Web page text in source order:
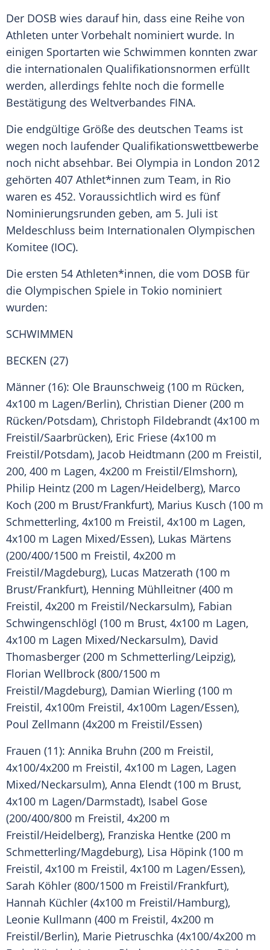
Der DOSB wies darauf hin, dass eine Reihe von
Athleten unter Vorbehalt nominiert wurde. In
einigen Sportarten wie Schwimmen konnten zwar
die internationalen Qualifikationsnormen erfüllt
werden, allerdings fehlte noch die formelle
Bestätigung des Weltverbandes FINA.
Die endgültige Größe des deutschen Teams ist
wegen noch laufender Qualifikationswettbewerbe
noch nicht absehbar. Bei Olympia in London 2012
gehörten 407 Athlet*innen zum Team, in Rio
waren es 452. Voraussichtlich wird es fünf
Nominierungsrunden geben, am 5. Juli ist
Meldeschluss beim Internationalen Olympischen
Komitee (IOC).
Die ersten 54 Athleten*innen, die vom DOSB für
die Olympischen Spiele in Tokio nominiert
wurden:
SCHWIMMEN
BECKEN (27)
Männer (16): Ole Braunschweig (100 m Rücken,
4x100 m Lagen/Berlin), Christian Diener (200 m
Rücken/Potsdam), Christoph Fildebrandt (4x100 m
Freistil/Saarbrücken), Eric Friese (4x100 m
Freistil/Potsdam), Jacob Heidtmann (200 m Freistil,
200, 400 m Lagen, 4x200 m Freistil/Elmshorn),
Philip Heintz (200 m Lagen/Heidelberg), Marco
Koch (200 m Brust/Frankfurt), Marius Kusch (100 m
Schmetterling, 4x100 m Freistil, 4x100 m Lagen,
4x100 m Lagen Mixed/Essen), Lukas Märtens
(200/400/1500 m Freistil, 4x200 m
Freistil/Magdeburg), Lucas Matzerath (100 m
Brust/Frankfurt), Henning Mühlleitner (400 m
Freistil, 4x200 m Freistil/Neckarsulm), Fabian
Schwingenschlögl (100 m Brust, 4x100 m Lagen,
4x100 m Lagen Mixed/Neckarsulm), David
Thomasberger (200 m Schmetterling/Leipzig),
Florian Wellbrock (800/1500 m
Freistil/Magdeburg), Damian Wierling (100 m
Freistil, 4x100m Freistil, 4x100m Lagen/Essen),
Poul Zellmann (4x200 m Freistil/Essen)
Frauen (11): Annika Bruhn (200 m Freistil,
4x100/4x200 m Freistil, 4x100 m Lagen, Lagen
Mixed/Neckarsulm), Anna Elendt (100 m Brust,
4x100 m Lagen/Darmstadt), Isabel Gose
(200/400/800 m Freistil, 4x200 m
Freistil/Heidelberg), Franziska Hentke (200 m
Schmetterling/Magdeburg), Lisa Höpink (100 m
Freistil, 4x100 m Freistil, 4x100 m Lagen/Essen),
Sarah Köhler (800/1500 m Freistil/Frankfurt),
Hannah Küchler (4x100 m Freistil/Hamburg),
Leonie Kullmann (400 m Freistil, 4x200 m
Freistil/Berlin), Marie Pietruschka (4x100/4x200 m